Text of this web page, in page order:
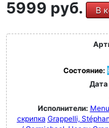
5999 руб. В
Состояние:
Дата
Исполнители:
скрипка Grappelli,